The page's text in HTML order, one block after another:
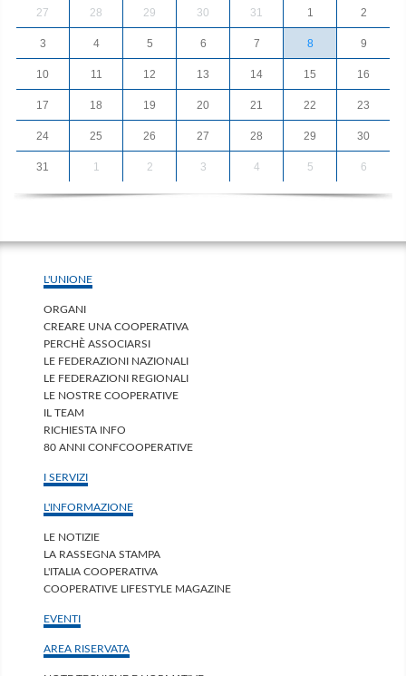
27 28 29 30 31 1 2
3 4 5 6 7 8 9
10 11 12 13 14 15 16
17 18 19 20 21 22 23
24 25 26 27 28 29 30
31 1 2 3 4 5 6
L'UNIONE
ORGANI
CREARE UNA COOPERATIVA
PERCHÈ ASSOCIARSI
LE FEDERAZIONI NAZIONALI
LE FEDERAZIONI REGIONALI
LE NOSTRE COOPERATIVE
IL TEAM
RICHIESTA INFO
80 ANNI CONFCOOPERATIVE
I SERVIZI
L'INFORMAZIONE
LE NOTIZIE
LA RASSEGNA STAMPA
L'ITALIA COOPERATIVA
COOPERATIVE LIFESTYLE MAGAZINE
EVENTI
AREA RISERVATA